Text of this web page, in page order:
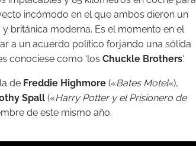
incómodo en el que ambos dieron un
británica moderna. Es el momento en el
a un acuerdo político forjando una sólida
conociese como ‘los Chuckle Brothers‘.
de Freddie Highmore («Bates Motel«),
Spall («Harry Potter y el Prisionero de
de este mismo año.